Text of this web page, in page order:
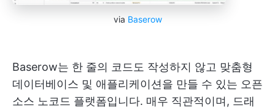
via Baserow
Baserow는 한 줄의 코드도 작성하지 않고 맞춤형
데이터베이스 및 애플리케이션을 만들 수 있는 오픈
소스 노코드 플랫폼입니다. 매우 직관적이며, 드래